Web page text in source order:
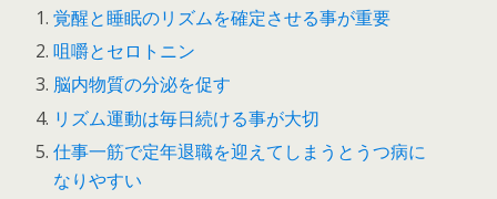
覚醒と睡眠のリズムを確定させる事が重要
咀嚼とセロトニン
脳内物質の分泌を促す
リズム運動は毎日続ける事が大切
仕事一筋で定年退職を迎えてしまうとうつ病に
なりやすい